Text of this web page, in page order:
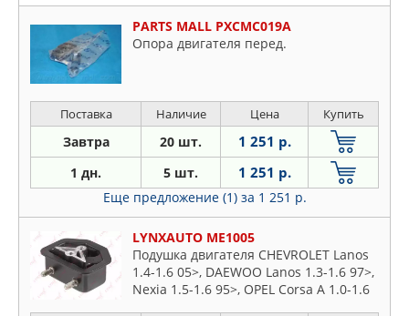
PARTS MALL PXCMC019A
Опора двигателя перед.
Поставка Наличие Цена Купить
Завтра 20 шт. 1 251 р.
1 дн. 5 шт. 1 251 р.
Еще предложение (1) за 1 251 р.
LYNXAUTO ME1005
Подушка двигателя CHEVROLET Lanos
1.4-1.6 05>, DAEWOO Lanos 1.3-1.6 97>,
Nexia 1.5-1.6 95>, OPEL Corsa A 1.0-1.6